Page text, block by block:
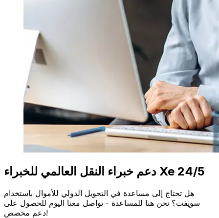
دعم خبراء النقل العالمي للخبراء Xe 24/5
هل تحتاج إلى مساعدة في التحويل الدولي للأموال باستخدام
سويفت؟ نحن هنا للمساعدة - تواصل معنا اليوم للحصول على
دعم مخصص!